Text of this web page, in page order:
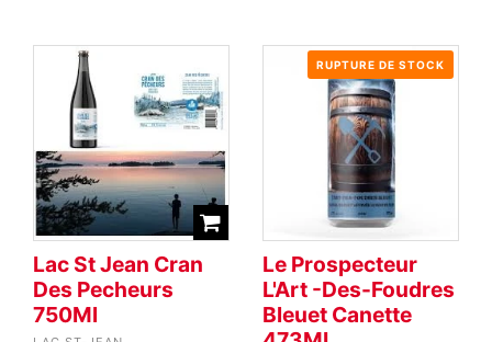
Lac St Jean Cran
Des Pecheurs
750Ml
RUPTURE DE STOCK
Le Prospecteur
L'Art -Des-Foudres
Bleuet Canette